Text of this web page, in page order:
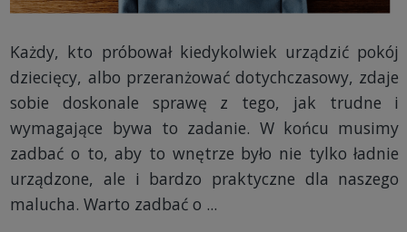
Każdy, kto próbował kiedykolwiek urządzić pokój
dziecięcy, albo przeranżować dotychczasowy, zdaje
sobie doskonale sprawę z tego, jak trudne i
wymagające bywa to zadanie. W końcu musimy
zadbać o to, aby to wnętrze było nie tylko ładnie
urządzone, ale i bardzo praktyczne dla naszego
malucha. Warto zadbać o ...